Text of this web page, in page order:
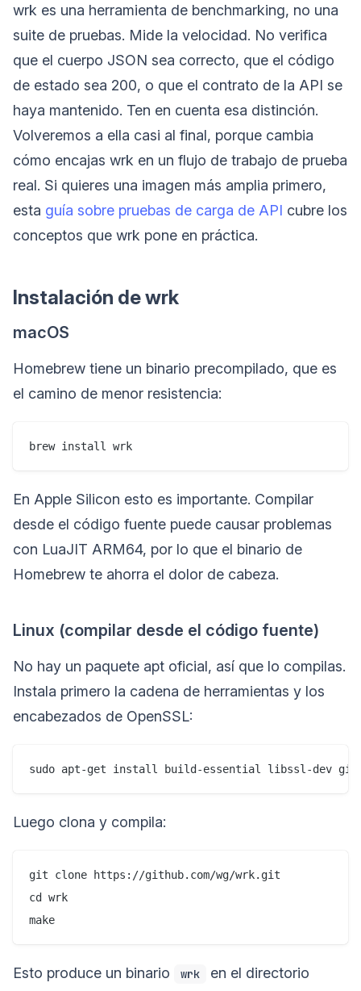
wrk es una herramienta de benchmarking, no una
suite de pruebas. Mide la velocidad. No verifica
que el cuerpo JSON sea correcto, que el código
de estado sea 200, o que el contrato de la API se
haya mantenido. Ten en cuenta esa distinción.
Volveremos a ella casi al final, porque cambia
cómo encajas wrk en un flujo de trabajo de prueba
real. Si quieres una imagen más amplia primero,
esta guía sobre pruebas de carga de API cubre los
conceptos que wrk pone en práctica.
Instalación de wrk
macOS
Homebrew tiene un binario precompilado, que es
el camino de menor resistencia:
En Apple Silicon esto es importante. Compilar
desde el código fuente puede causar problemas
con LuaJIT ARM64, por lo que el binario de
Homebrew te ahorra el dolor de cabeza.
Linux (compilar desde el código fuente)
No hay un paquete apt oficial, así que lo compilas.
Instala primero la cadena de herramientas y los
encabezados de OpenSSL:
Luego clona y compila:
git clone https://github.com/wg/wrk.git
cd wrk
Esto produce un binario wrk
en el directorio